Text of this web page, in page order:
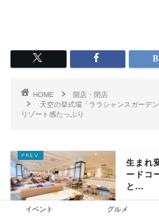
HOME
開店・閉店
天空の挙式場「ララシャンスガーデ
リゾート感たっぷり
生まれ
ードコ
と...
イベント グルメ